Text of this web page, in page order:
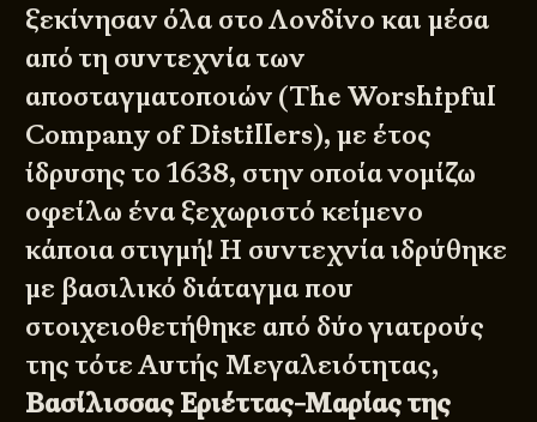
ξεκίνησαν όλα στο Λονδίνο και μέσα
από τη συντεχνία των
αποσταγματοποιών (The Worshipful
Company of Distillers), με έτος
ίδρυσης το 1638, στην οποία νομίζω
οφείλω ένα ξεχωριστό κείμενο
κάποια στιγμή! Η συντεχνία ιδρύθηκε
με βασιλικό διάταγμα που
στοιχειοθετήθηκε από δύο γιατρούς
της τότε Αυτής Μεγαλειότητας,
Βασίλισσας Εριέττας-Μαρίας της